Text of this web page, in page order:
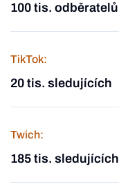
100 tis. odběratelů
TikTok:
20 tis. sledujících
Twich:
185 tis. sledujících